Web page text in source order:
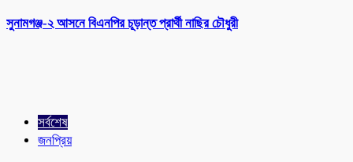
সুনামগঞ্জ-২ আসনে বিএনপির চূড়ান্ত প্রার্থী নাছির চৌধুরী
সর্বশেষ
জনপ্রিয়